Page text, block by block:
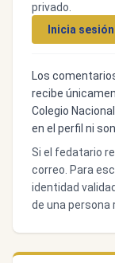
privado.
Inicia
Los
recibe
Colegio
en el perfil ni
Si el fedatario
correo. Para
identidad
de una persona